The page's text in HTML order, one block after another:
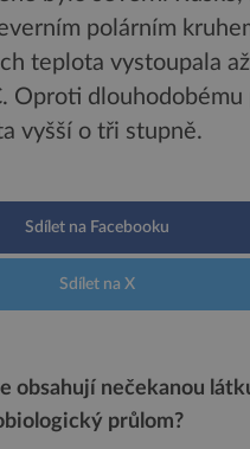
polárním
teplota vystoupala
Oproti dlouhodobému
vyšší o tři stupně.
Sdílet na Facebooku
Sdílet na X
obsahují nečekanou
průlom?